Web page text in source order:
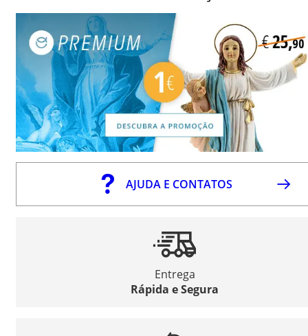
AJUDA E CONTATOS
Entrega
Rápida e Segura